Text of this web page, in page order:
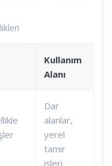
Kullanım
Alanı
Dar
alanlar,
yerel
tamir
işleri